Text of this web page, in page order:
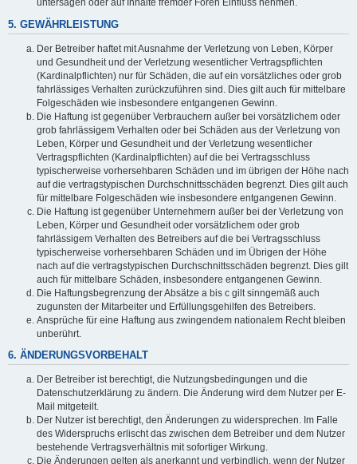
untersagen oder auf Inhalte fremder Foren Einfluss nehmen.
5. GEWÄHRLEISTUNG
Der Betreiber haftet mit Ausnahme der Verletzung von Leben, Körper
und Gesundheit und der Verletzung wesentlicher Vertragspflichten
(Kardinalpflichten) nur für Schäden, die auf ein vorsätzliches oder grob
fahrlässiges Verhalten zurückzuführen sind. Dies gilt auch für mittelbare
Folgeschäden wie insbesondere entgangenen Gewinn.
Die Haftung ist gegenüber Verbrauchern außer bei vorsätzlichem oder
grob fahrlässigem Verhalten oder bei Schäden aus der Verletzung von
Leben, Körper und Gesundheit und der Verletzung wesentlicher
Vertragspflichten (Kardinalpflichten) auf die bei Vertragsschluss
typischerweise vorhersehbaren Schäden und im übrigen der Höhe nach
auf die vertragstypischen Durchschnittsschäden begrenzt. Dies gilt auch
für mittelbare Folgeschäden wie insbesondere entgangenen Gewinn.
Die Haftung ist gegenüber Unternehmern außer bei der Verletzung von
Leben, Körper und Gesundheit oder vorsätzlichem oder grob
fahrlässigem Verhalten des Betreibers auf die bei Vertragsschluss
typischerweise vorhersehbaren Schäden und im Übrigen der Höhe
nach auf die vertragstypischen Durchschnittsschäden begrenzt. Dies gilt
auch für mittelbare Schäden, insbesondere entgangenen Gewinn.
Die Haftungsbegrenzung der Absätze a bis c gilt sinngemäß auch
zugunsten der Mitarbeiter und Erfüllungsgehilfen des Betreibers.
Ansprüche für eine Haftung aus zwingendem nationalem Recht bleiben
unberührt.
6. ÄNDERUNGSVORBEHALT
Der Betreiber ist berechtigt, die Nutzungsbedingungen und die
Datenschutzerklärung zu ändern. Die Änderung wird dem Nutzer per E-
Mail mitgeteilt.
Der Nutzer ist berechtigt, den Änderungen zu widersprechen. Im Falle
des Widerspruchs erlischt das zwischen dem Betreiber und dem Nutzer
bestehende Vertragsverhältnis mit sofortiger Wirkung.
Die Änderungen gelten als anerkannt und verbindlich, wenn der Nutzer